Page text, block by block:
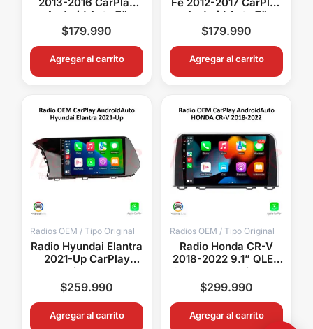
Android Auto 7”
Pantalla OEM
Bluetooth GPS
$179.990
Agregar al carrito
Android Auto 7”
Pantalla OEM
Bluetooth GPS WiFi
$179.990
Agregar al carrito
Radios OEM / Tipo Original
Radio Hyundai Elantra
2021-Up CarPlay
Android Auto 9.1”
Pantalla OEM Android
15 Bluetooth GPS
$259.990
Agregar al carrito
Radios OEM / Tipo Original
Radio Honda CR-V
2018-2022 9.1” QLED
CarPlay Android Auto
GPS Bluetooth
Android 15 OEM
$299.990
Agregar al carrito